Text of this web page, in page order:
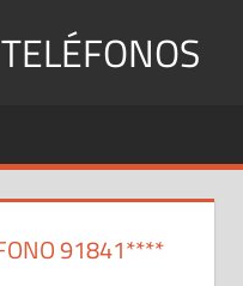
91841****